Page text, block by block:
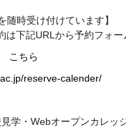
随時受け付けています】
は下記URLから予約フォー
ちら
reserve-calender/
学・Webオープンカレッ